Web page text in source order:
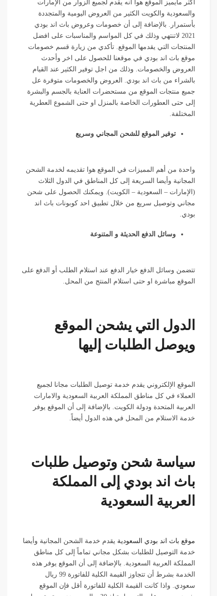
اكثر مايميز الموقع هوا انه يقدم لجميع الزوار من الإمارات
والسعودية والكويت الكثير من العروض اليومية والمتجددة
بأستمرار. بالإضافة إلى أن خصومات وعروض باث اند بودي
2021 لاتنتهي وذلك في كل المواسم والمناسبات على افضل
المنتجات التي يقدمها الموقع. تأكدي من زيارة قسم خصومات
موقع باث اند بودي في موقعنا للحصول على اخر وأحدث
العروض والخصومات. وذلك من اجل توفير الكثير عند القيام
بالشراء من باث اند بودي. العروض والخصومات متوفرة عل
جميع منتجات الموقع من مستحضرات العناية بالجسم والبشرة
إلى حتى العطورات الخاصة بالمنزل او حتى الشموع العطرية
المختلفة.
توفير الموقع للشحن المجاني وسريع
واحدة من أهم المميزات في الموقع هوا تقديمه لخدمة الشحن
المجانية وأيضا السريعة إلى كل المناطق في الدول الثلاث
(الإمارات – السعودية – الكويت). ويمكنك الحصول على شحن
مجاني وتوصيل سريع من خلال تطبيق احد كوبونات باث اند
بودي.
وسائل الدفع الحديثة و المتنوعة
تتضمن وسائل الدفع خيار الدفع عند استلام الطلب أو الدفع على
الموقع مباشرة او حتى استلام المنتج من المحل.
الدول التي يشحن الموقع
ويوصل الطلبات إليها
الموقع الإلكتروني يقدم خدمة توصيل الطلبات مجانا لجميع
العملاء في كل مناطق المملكة العربية السعودية والامارات
العربية المتحدة ودولة الكويت. بالإضافة إلى أن الموقع يوفر
خدمة الاستلام من المحل في هذه الدول أيضاً.
سياسة شحن وتوصيل طلبات
باث اند بودي إلى المملكة
العربية السعودية
موقع باث اند بودي السعودية يقدم خدمة الشحن المجانية وأيضا
خدمة التوصيل للطلبات بشكل مجاني تماماً إلى كل مناطق
المملكة العربية السعودية. بالإضافة إلى أن الموقع يوفر هذه
الخدمة بشرط أن تتجاوز القيمة الكلية للفاتورة 99 ريال
سعودي. واذا كانت القيمة الكلية للفاتورة أقل فإن الموقع